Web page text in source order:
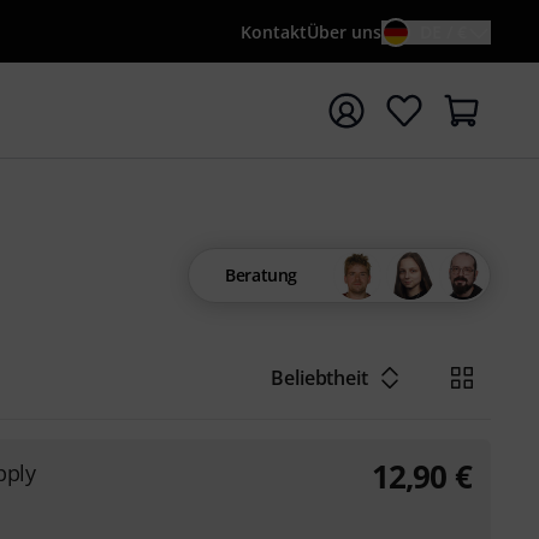
KontaktÜber uns
mit Suchwort {searchTerm} starten
Beratung
Beliebtheit
12,90 €